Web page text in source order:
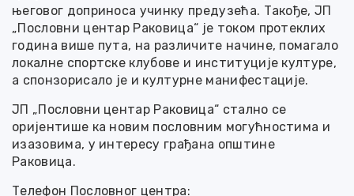
његовог доприноса учинку предузећа. Такође, ЈП
„Пословни центар Раковица“ је током протеклих
година више пута, на различите начине, помагало
локалне спортске клубове и институције културе,
а спонзорисало је и културне манифестације.
ЈП „Пословни центар Раковица“ стално се
оријентише ка новим пословним могућностима и
изазовима, у интересу грађана општине
Раковица.
Телефон Пословног центра: